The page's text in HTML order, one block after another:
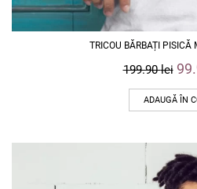
TRICOU BĂRBAȚI PISICĂ
199.90lei
ADAUGĂ ÎN